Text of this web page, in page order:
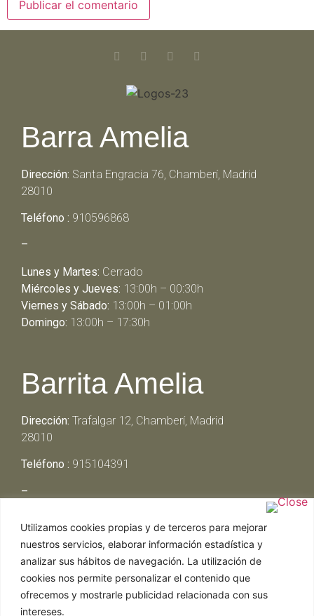
Utilizamos cookies propias y de terceros para mejorar
nuestros servicios, elaborar información estadística y
analizar sus hábitos de navegación. La utilización de
cookies nos permite personalizar el contenido que
ofrecemos y mostrarle publicidad relacionada con sus
intereses.
Barra Amelia
Dirección: Santa Engracia 76, Chamberí, Madrid
28010
Teléfono : 910596868
–
Lunes y Martes: Cerrado
Miércoles y Jueves: 13:00h – 00:30h
Viernes y Sábado: 13:00h – 01:00h
Domingo: 13:00h – 17:30h
Barrita Amelia
Dirección: Trafalgar 12, Chamberí, Madrid
28010
Teléfono : 915104391
–
Miércoles y Jueves:13:00h – 00:30h
Viernes y Sábado: 13:00h – 01:00h
Domingo:13:00h – 17:30h